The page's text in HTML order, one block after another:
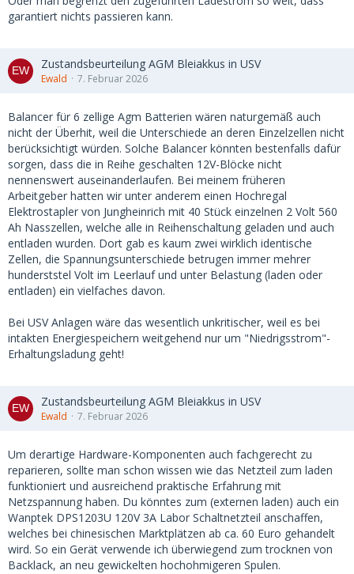
garantiert nichts passieren kann.
Zustandsbeurteilung AGM Bleiakkus in USV
Ewald 7. Februar 2026
Balancer für 6 zellige Agm Batterien wären naturgemäß auch
nicht der Überhit, weil die Unterschiede an deren Einzelzellen nicht
berücksichtigt würden. Solche Balancer könnten bestenfalls dafür
sorgen, dass die in Reihe geschalten 12V-Blöcke nicht
nennenswert auseinanderlaufen. Bei meinem früheren
Arbeitgeber hatten wir unter anderem einen Hochregal
Elektrostapler von Jungheinrich mit 40 Stück einzelnen 2 Volt 560
Ah Nasszellen, welche alle in Reihenschaltung geladen und auch
entladen wurden. Dort gab es kaum zwei wirklich identische
Zellen, die Spannungsunterschiede betrugen immer mehrer
hunderststel Volt im Leerlauf und unter Belastung (laden oder
entladen) ein vielfaches davon.
Bei USV Anlagen wäre das wesentlich unkritischer, weil es bei
intakten Energiespeichern weitgehend nur um "Niedrigsstrom"-
Erhaltungsladung geht!
Zustandsbeurteilung AGM Bleiakkus in USV
Ewald 7. Februar 2026
Um derartige Hardware-Komponenten auch fachgerecht zu
reparieren, sollte man schon wissen wie das Netzteil zum laden
funktioniert und ausreichend praktische Erfahrung mit
Netzspannung haben. Du könntes zum (externen laden) auch ein
Wanptek DPS1203U 120V 3A Labor Schaltnetzteil anschaffen,
welches bei chinesischen Marktplätzen ab ca. 60 Euro gehandelt
wird. So ein Gerät verwende ich überwiegend zum trocknen von
Backlack, an neu gewickelten hochohmigeren Spulen.